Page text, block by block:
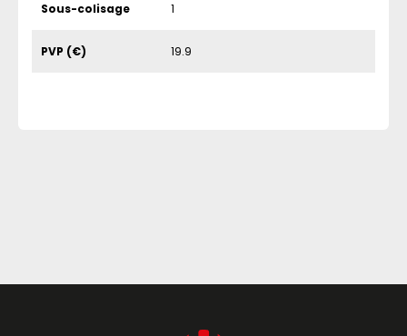
Sous-colisage 1
PVP (€) 19.9